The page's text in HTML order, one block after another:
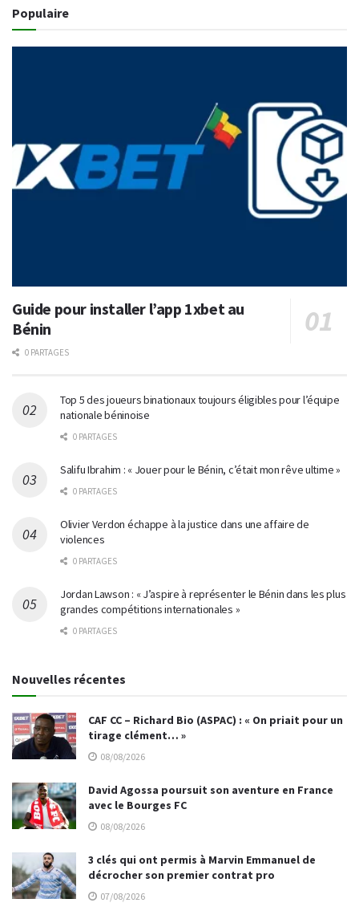
Populaire
Guide pour installer l’app 1xbet au
Bénin
0 PARTAGES
Top 5 des joueurs binationaux toujours éligibles pour l’équipe
nationale béninoise
0 PARTAGES
Salifu Ibrahim : « Jouer pour le Bénin, c’était mon rêve ultime »
0 PARTAGES
Olivier Verdon échappe à la justice dans une affaire de
violences
0 PARTAGES
Jordan Lawson : « J’aspire à représenter le Bénin dans les plus
grandes compétitions internationales »
0 PARTAGES
Nouvelles récentes
CAF CC – Richard Bio (ASPAC) : « On priait pour un
tirage clément… »
08/08/2026
David Agossa poursuit son aventure en France
avec le Bourges FC
08/08/2026
3 clés qui ont permis à Marvin Emmanuel de
décrocher son premier contrat pro
07/08/2026